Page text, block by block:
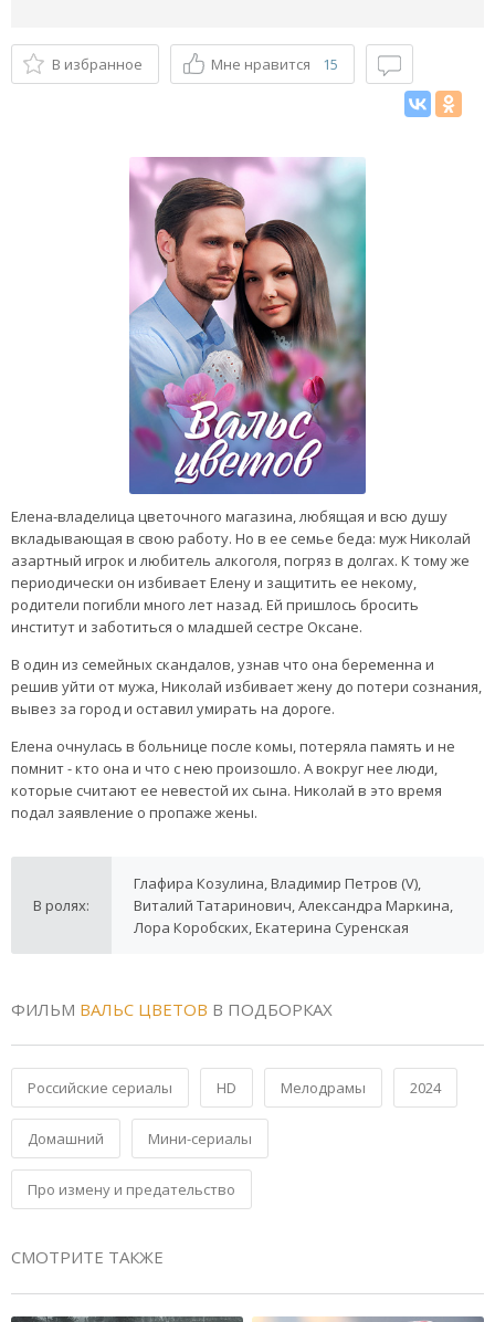
В избранное Мне нравится 15
Елена-владелица цветочного магазина, любящая и всю душу
вкладывающая в свою работу. Но в ее семье беда: муж Николай
азартный игрок и любитель алкоголя, погряз в долгах. К тому же
периодически он избивает Елену и защитить ее некому,
родители погибли много лет назад. Ей пришлось бросить
институт и заботиться о младшей сестре Оксане.
В один из семейных скандалов, узнав что она беременна и
решив уйти от мужа, Николай избивает жену до потери сознания,
вывез за город и оставил умирать на дороге.
Елена очнулась в больнице после комы, потеряла память и не
помнит - кто она и что с нею произошло. А вокруг нее люди,
которые считают ее невестой их сына. Николай в это время
подал заявление о пропаже жены.
В ролях:
Глафира Козулина, Владимир Петров (V),
Виталий Татаринович, Александра Маркина,
Лора Коробских, Екатерина Суренская
ФИЛЬМ ВАЛЬС ЦВЕТОВ В ПОДБОРКАХ
Российские сериалы HD Мелодрамы 2024
Домашний Мини-сериалы
Про измену и предательство
СМОТРИТЕ ТАКЖЕ